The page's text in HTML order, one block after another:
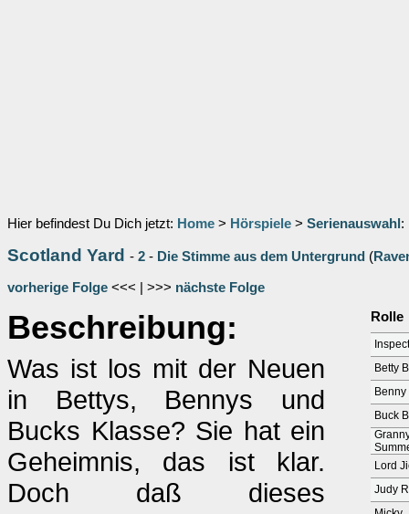
Hier befindest Du Dich jetzt: Home > Hörspiele > Serienauswahl :
Scotland Yard - 2 - Die Stimme aus dem Untergrund (
vorherige Folge <<< | >>> nächste Folge
Beschreibung:
Was ist los mit der Neuen
in Bettys, Bennys und
Bucks Klasse? Sie hat ein
Geheimnis, das ist klar.
Doch daß dieses
Rolle
Betty
Benny
Buck
Lord
Judy